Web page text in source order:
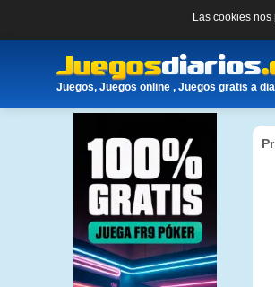
Las cookies
Juegos, Juegos online , Juegos gratis a